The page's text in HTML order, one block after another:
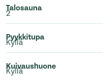
Talosauna
2
Pyykkitupa
Kyllä
Kuivaushuone
Kyllä